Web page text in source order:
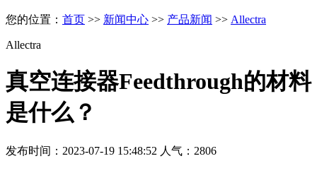
您的位置： 首页 >> 新闻中心 >> 产品新闻 >> Allectra
Allectra
真空连接器Feedthrough的材料
是什么？
发布时间：2023-07-19 15:48:52 人气：2806